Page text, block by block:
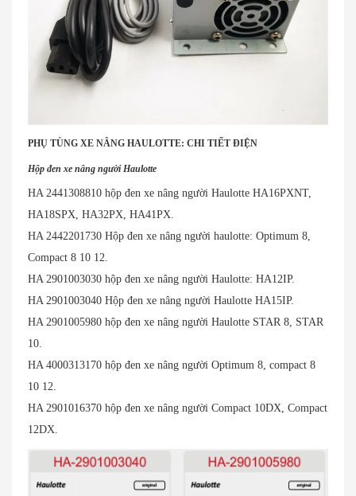
PHỤ TÙNG XE NÂNG HAULOTTE: CHI TIẾT ĐIỆN
Hộp đen xe nâng người Haulotte
HA 2441308810 hộp đen xe nâng người Haulotte HA16PXNT,
HA18SPX, HA32PX, HA41PX.
HA 2442201730 Hộp đen xe nâng người haulotte: Optimum 8,
Compact 8 10 12.
HA 2901003030 hộp đen xe nâng người Haulotte: HA12IP.
HA 2901003040 Hộp đen xe nâng người Haulotte HA15IP.
HA 2901005980 hộp đen xe nâng người Haulotte STAR 8, STAR
10.
HA 4000313170 hộp đen xe nâng người Optimum 8, compact 8
10 12.
HA 2901016370 hộp đen xe nâng người Compact 10DX, Compact
12DX.